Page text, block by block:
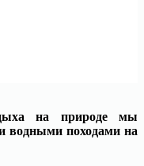
на природе мы
водными походами на